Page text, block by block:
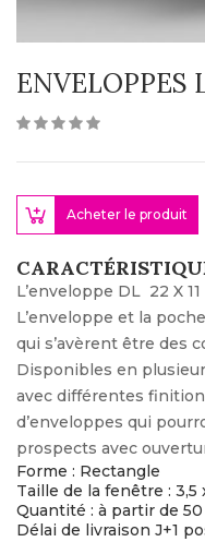
ENVELOPPES
Acheter le produit
L’enveloppe DL 22 X
L’enveloppe et la
qui s’avèrent être des
Disponibles en
avec différentes
d’enveloppes qui
prospects avec
Forme : Rectangle
Taille de la fenêtre : 3,5
Quantité : à partir de 50
Délai de livraison J+1